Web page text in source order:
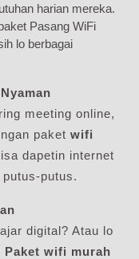
harian mereka.
Pasang WiFi
lo berbagai
meeting online,
paket wifi
dapetin internet
putus.
digital? Atau lo
Paket wifi murah